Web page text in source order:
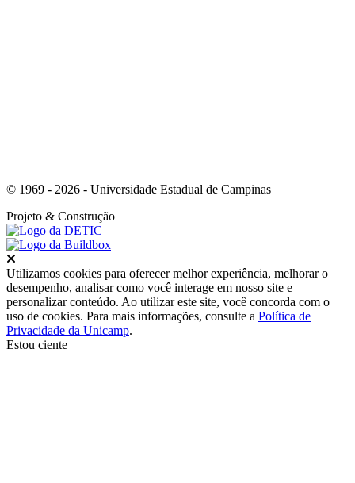
© 1969 - 2026 - Universidade Estadual de Campinas
Projeto & Construção
Utilizamos cookies para oferecer melhor experiência, melhorar o
desempenho, analisar como você interage em nosso site e
personalizar conteúdo. Ao utilizar este site, você concorda com o
uso de cookies. Para mais informações, consulte a Política de
Privacidade da Unicamp.
Estou ciente